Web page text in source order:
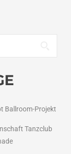
Ballroom-Projekt
Tanzclub